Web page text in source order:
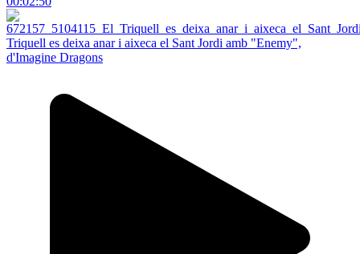
Triquell es deixa anar i aixeca el Sant Jordi amb "Enemy",
d'Imagine Dragons